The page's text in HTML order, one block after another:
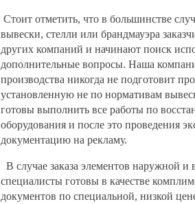
Стоит отметить, что в большинстве
вывески, стелли или брандмауэра
других компаний и начинают поиск
дополнительные вопросы. Наша
производства никогда не подготовит
установленную не по нормативам
готовы выполнить все работы по
оборудования и после это проведения
документацию на рекламу.
В случае заказа элементов наружной
специалисты готовы в качестве
документов по специальной, низкой